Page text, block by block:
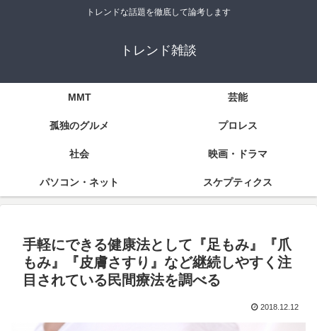
トレンドな話題を徹底して論考します
トレンド雑談
MMT 芸能
孤独のグルメ プロレス
社会 映画・ドラマ
パソコン・ネット スケプティクス
手軽にできる健康法として『足もみ』『爪
もみ』『皮膚さすり』など継続しやすく注
目されている民間療法を調べる
2018.12.12